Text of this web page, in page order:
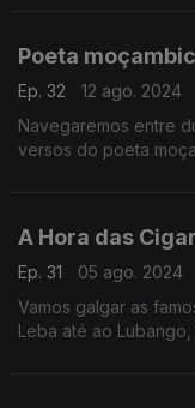
Poeta
Ep. 32
12 ago. 2024
Navegaremos entre
versos do poeta
A Hora das
Ep. 31
05 ago. 2024
Vamos galgar as
Leba até ao